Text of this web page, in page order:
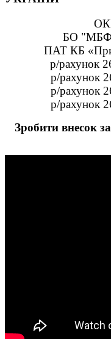
БО
ПАТ КБ
р/рахунок
р/рахунок
р/рахунок
р/рахунок
Зробити внесок